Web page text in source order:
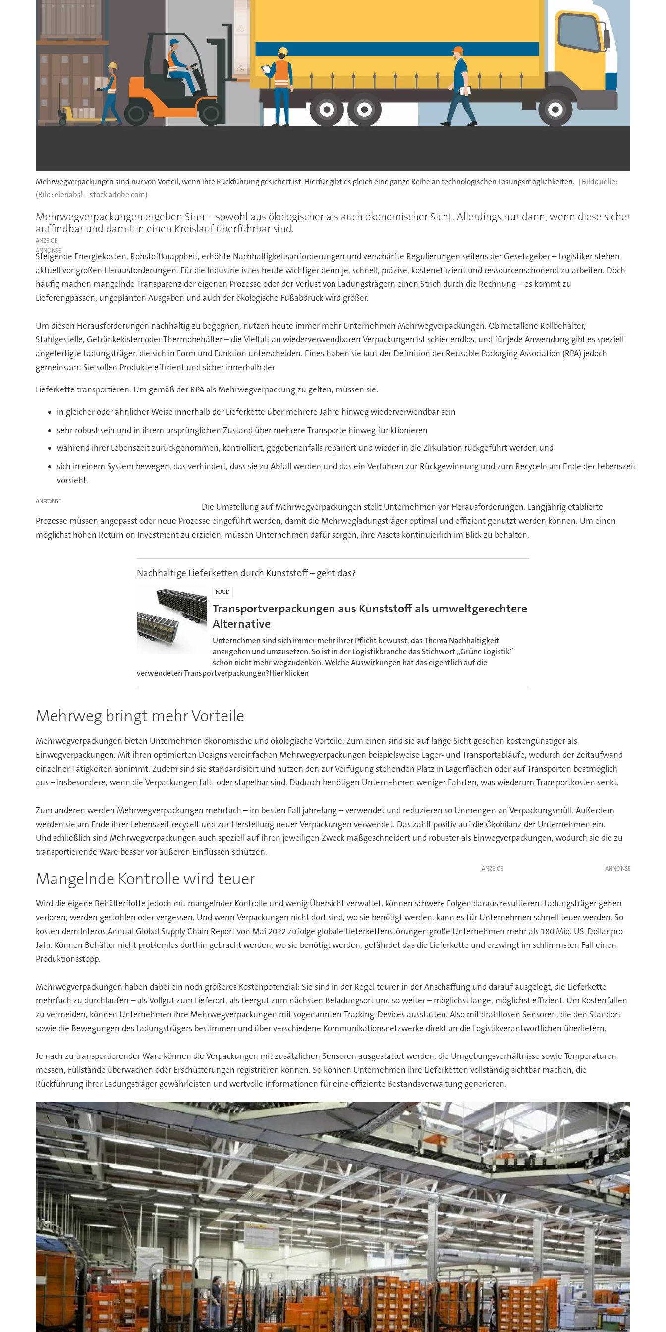
Mehrwegverpackungen sind nur von Vorteil, wenn ihre Rückführung gesichert ist. Hierfür gibt es gleich eine ganze Reihe an technologischen Lösungsmöglichkeiten.
(Bild: elenabsl – stock.adobe.com)
Mehrwegverpackungen ergeben Sinn – sowohl aus ökologischer als auch ökonomischer Sicht. Allerdings nur dann, wenn diese sicher
auffindbar und damit in einen Kreislauf überführbar sind.
ANZEIGE
Steigende Energiekosten, Rohstoffknappheit, erhöhte Nachhaltigkeitsanforderungen und verschärfte Regulierungen seitens der Gesetzgeber – Logistiker stehen
aktuell vor großen Herausforderungen. Für die Industrie ist es heute wichtiger denn je, schnell, präzise, kosteneffizient und ressourcenschonend zu arbeiten. Doch
häufig machen mangelnde Transparenz der eigenen Prozesse oder der Verlust von Ladungsträgern einen Strich durch die Rechnung – es kommt zu
Lieferengpässen, ungeplanten Ausgaben und auch der ökologische Fußabdruck wird größer.
Um diesen Herausforderungen nachhaltig zu begegnen, nutzen heute immer mehr Unternehmen Mehrwegverpackungen. Ob metallene Rollbehälter,
Stahlgestelle, Getränkekisten oder Thermobehälter – die Vielfalt an wiederverwendbaren Verpackungen ist schier endlos, und für jede Anwendung gibt es speziell
angefertigte Ladungsträger, die sich in Form und Funktion unterscheiden. Eines haben sie laut der Definition der Reusable Packaging Association (RPA) jedoch
gemeinsam: Sie sollen Produkte effizient und sicher innerhalb der
Lieferkette transportieren. Um gemäß der RPA als Mehrwegverpackung zu gelten, müssen sie:
in gleicher oder ähnlicher Weise innerhalb der Lieferkette über mehrere Jahre hinweg wiederverwendbar sein
sehr robust sein und in ihrem ursprünglichen Zustand über mehrere Transporte hinweg funktionieren
während ihrer Lebenszeit zurückgenommen, kontrolliert, gegebenenfalls repariert und wieder in die Zirkulation rückgeführt werden und
sich in einem System bewegen, das verhindert, dass sie zu Abfall werden und das ein Verfahren zur Rückgewinnung und zum Recyceln am Ende der Lebenszeit
vorsieht.
ANZEIGE
Die Umstellung auf Mehrwegverpackungen stellt Unternehmen vor Herausforderungen. Langjährig etablierte
Prozesse müssen angepasst oder neue Prozesse eingeführt werden, damit die Mehrwegladungsträger optimal und effizient genutzt werden können. Um einen
möglichst hohen Return on Investment zu erzielen, müssen Unternehmen dafür sorgen, ihre Assets kontinuierlich im Blick zu behalten.
Nachhaltige Lieferketten durch Kunststoff – geht das?
FOOD
Transportverpackungen aus Kunststoff als umweltgerechtere
Alternative
Unternehmen sind sich immer mehr ihrer Pflicht bewusst, das Thema Nachhaltigkeit
anzugehen und umzusetzen. So ist in der Logistikbranche das Stichwort „Grüne Logistik“
schon nicht mehr wegzudenken. Welche Auswirkungen hat das eigentlich auf die
verwendeten Transportverpackungen?Hier klicken
Mehrweg bringt mehr Vorteile
Mehrwegverpackungen bieten Unternehmen ökonomische und ökologische Vorteile. Zum einen sind sie auf lange Sicht gesehen kostengünstiger als
Einwegverpackungen. Mit ihren optimierten Designs vereinfachen Mehrwegverpackungen beispielsweise Lager- und Transportabläufe, wodurch der Zeitaufwand
einzelner Tätigkeiten abnimmt. Zudem sind sie standardisiert und nutzen den zur Verfügung stehenden Platz in Lagerflächen oder auf Transporten bestmöglich
aus – insbesondere, wenn die Verpackungen falt- oder stapelbar sind. Dadurch benötigen Unternehmen weniger Fahrten, was wiederum Transportkosten senkt.
Zum anderen werden Mehrwegverpackungen mehrfach – im besten Fall jahrelang – verwendet und reduzieren so Unmengen an Verpackungsmüll. Außerdem
werden sie am Ende ihrer Lebenszeit recycelt und zur Herstellung neuer Verpackungen verwendet. Das zahlt positiv auf die Ökobilanz der Unternehmen ein.
Und schließlich sind Mehrwegverpackungen auch speziell auf ihren jeweiligen Zweck maßgeschneidert und robuster als Einwegverpackungen, wodurch sie die zu
transportierende Ware besser vor äußeren Einflüssen schützen.
ANZEIGE
Mangelnde Kontrolle wird teuer
Wird die eigene Behälterflotte jedoch mit mangelnder Kontrolle und wenig Übersicht verwaltet, können schwere Folgen daraus resultieren: Ladungsträger gehen
verloren, werden gestohlen oder vergessen. Und wenn Verpackungen nicht dort sind, wo sie benötigt werden, kann es für Unternehmen schnell teuer werden. So
kosten dem Interos Annual Global Supply Chain Report von Mai 2022 zufolge globale Lieferkettenstörungen große Unternehmen mehr als 180 Mio. US-Dollar pro
Jahr. Können Behälter nicht problemlos dorthin gebracht werden, wo sie benötigt werden, gefährdet das die Lieferkette und erzwingt im schlimmsten Fall einen
Produktionsstopp.
Mehrwegverpackungen haben dabei ein noch größeres Kostenpotenzial: Sie sind in der Regel teurer in der Anschaffung und darauf ausgelegt, die Lieferkette
mehrfach zu durchlaufen – als Vollgut zum Lieferort, als Leergut zum nächsten Beladungsort und so weiter – möglichst lange, möglichst effizient. Um Kostenfallen
zu vermeiden, können Unternehmen ihre Mehrwegverpackungen mit sogenannten Tracking-Devices ausstatten. Also mit drahtlosen Sensoren, die den Standort
sowie die Bewegungen des Ladungsträgers bestimmen und über verschiedene Kommunikationsnetzwerke direkt an die Logistikverantwortlichen überliefern.
Je nach zu transportierender Ware können die Verpackungen mit zusätzlichen Sensoren ausgestattet werden, die Umgebungsverhältnisse sowie Temperaturen
messen, Füllstände überwachen oder Erschütterungen registrieren können. So können Unternehmen ihre Lieferketten vollständig sichtbar machen, die
Rückführung ihrer Ladungsträger gewährleisten und wertvolle Informationen für eine effiziente Bestandsverwaltung generieren.